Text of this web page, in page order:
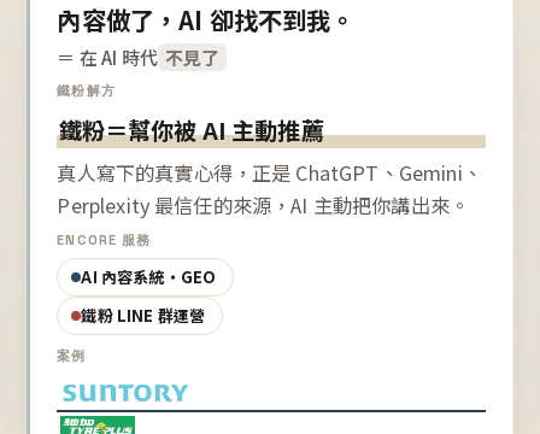
內容做了，AI 卻找不到我。
＝ 在 AI 時代 不見了
鐵粉解方
鐵粉＝幫你被 AI 主動推薦
真人寫下的真實心得，正是 ChatGPT、Gemini、
Perplexity 最信任的來源，AI 主動把你講出來。
ENCORE 服務
AI 內容系統・GEO
鐵粉 LINE 群運營
案例